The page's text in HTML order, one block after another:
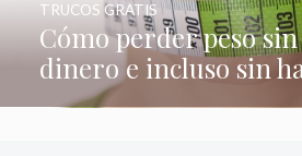
Cómo perder peso
dinero e incluso sin
TRUCOS GRATIS